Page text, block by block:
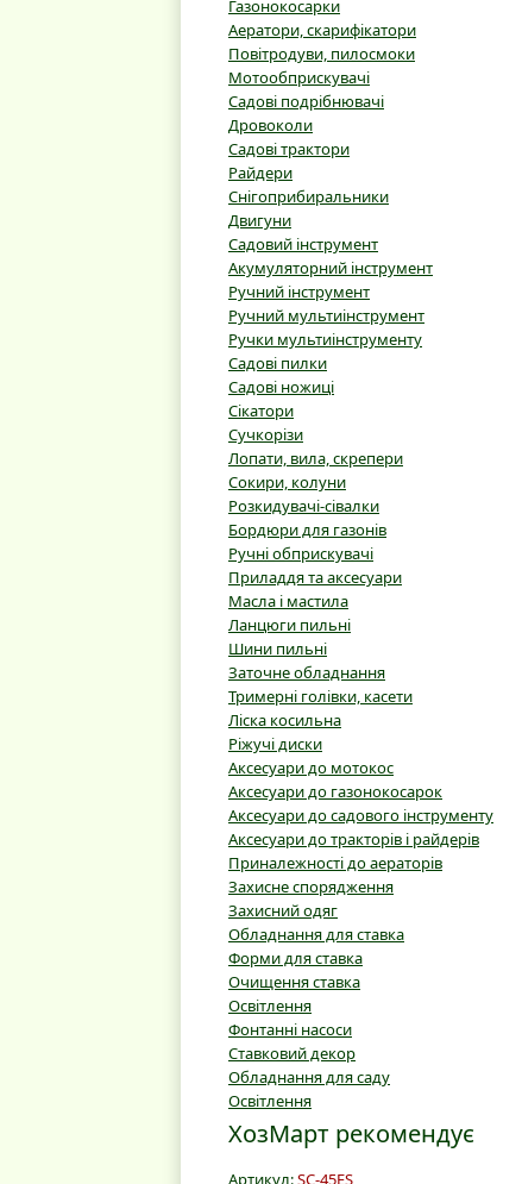
Газонокосарки
Аератори, скарифікатори
Повітродуви, пилосмоки
Мотообприскувачі
Садові подрібнювачі
Дровоколи
Садові трактори
Райдери
Снігоприбиральники
Двигуни
Садовий інструмент
Акумуляторний інструмент
Ручний інструмент
Ручний мультиінструмент
Ручки мультиінструменту
Садові пилки
Садові ножиці
Сікатори
Сучкорізи
Лопати, вила, скрепери
Сокири, колуни
Розкидувачі-сівалки
Бордюри для газонів
Ручні обприскувачі
Приладдя та аксесуари
Масла і мастила
Ланцюги пильні
Шини пильні
Заточне обладнання
Тримерні голівки, касети
Ліска косильна
Ріжучі диски
Аксесуари до мотокос
Аксесуари до газонокосарок
Аксесуари до садового інструменту
Аксесуари до тракторів і райдерів
Приналежності до аераторів
Захисне спорядження
Захисний одяг
Обладнання для ставка
Форми для ставка
Очищення ставка
Освітлення
Фонтанні насоси
Ставковий декор
Обладнання для саду
Освітлення
ХозМарт рекомендує
Артикул:SC-45ES